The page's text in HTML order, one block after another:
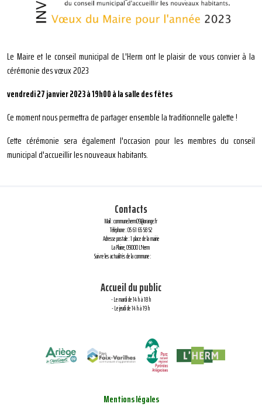
Le Maire et le conseil municipal de L'Herm ont le plaisir de vous convier à la
cérémonie des vœux 2023
vendredi 27 janvier 2023 à 19h00 à la salle des fêtes
Ce moment nous permettra de partager ensemble la traditionnelle galette !
Cette cérémonie sera également l'occasion pour les membres du conseil
municipal d'accueillir les nouveaux habitants.
Contacts
Mail : commune.herm09@orange.fr
Téléphone : 05 61 65 58 52
Adresse postale : 1 place de la mairie
La Plaine, 09000 L'Herm
Suivre les actualités de la commune :
Accueil du public
- Le mardi de 14 h à 18 h
- Le jeudi de 14 h à 19 h
Mentions légales